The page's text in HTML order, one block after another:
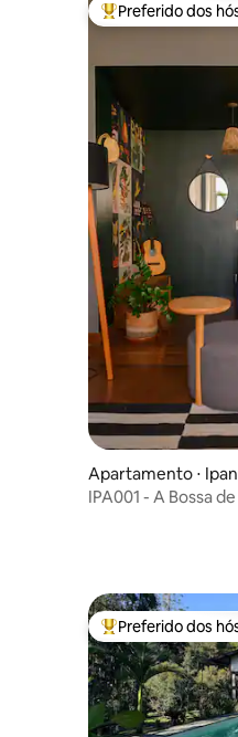
Entre os melhores
Preferido dos
Apartamento ⋅
IPA001 - A Bossa
Entre os melhores
Preferido dos